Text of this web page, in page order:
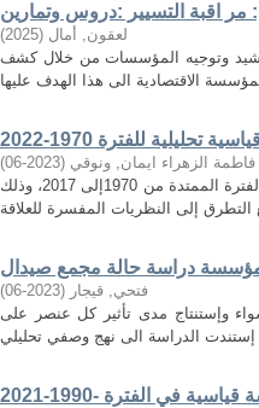
اقبة التسيير :دروس وتمارين
لعقون, أمال (
2025
)
وتوجيه المؤسسات من خلال كشف
للفترة 1970-2022
فاطمة الزهراء ايمان, ونوقي (
2023-06
)
تهدف هذه الدراسة الى إيجاد العلاقة بين النمو الاقتصادي والتضخم في الجزائر، خلال الفترة الممتدة من 1970إلى 2017، وذلك
دراسة حالة مجمع صيدال
فتحي, قيجار (
2023-06
)
وإستنتاج مدى تأثير كل عنصر على